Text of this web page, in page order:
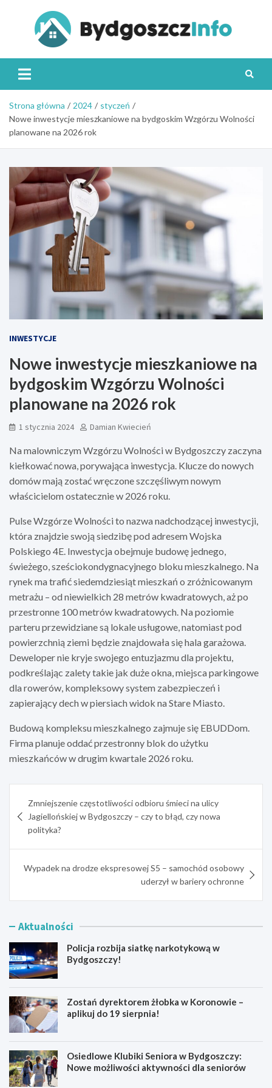
Strona główna 2024
styczeń
Nowe inwestycje mieszkaniowe na bydgoskim Wzgórzu Wolności
planowane na 2026 rok
INWESTYCJE
Nowe inwestycje mieszkaniowe na
bydgoskim Wzgórzu Wolności
planowane na 2026 rok
1 stycznia 2024 Damian Kwiecień
Na malowniczym Wzgórzu Wolności w Bydgoszczy zaczyna
kiełkować nowa, porywająca inwestycja. Klucze do nowych
domów mają zostać wręczone szczęśliwym nowym
właścicielom ostatecznie w 2026 roku.
Pulse Wzgórze Wolności to nazwa nadchodzącej inwestycji,
która znajdzie swoją siedzibę pod adresem Wojska
Polskiego 4E. Inwestycja obejmuje budowę jednego,
świeżego, sześciokondygnacyjnego bloku mieszkalnego. Na
rynek ma trafić siedemdziesiąt mieszkań o zróżnicowanym
metrażu – od niewielkich 28 metrów kwadratowych, aż po
przestronne 100 metrów kwadratowych. Na poziomie
parteru przewidziane są lokale usługowe, natomiast pod
powierzchnią ziemi będzie znajdowała się hala garażowa.
Deweloper nie kryje swojego entuzjazmu dla projektu,
podkreślając zalety takie jak duże okna, miejsca parkingowe
dla rowerów, kompleksowy system zabezpieczeń i
zapierający dech w piersiach widok na Stare Miasto.
Budową kompleksu mieszkalnego zajmuje się EBUDDom.
Firma planuje oddać przestronny blok do użytku
mieszkańców w drugim kwartale 2026 roku.
wpisu
Zmniejszenie częstotliwości odbioru śmieci na ulicy
Jagiellońskiej w Bydgoszczy – czy to błąd, czy nowa
polityka?
Wypadek na drodze ekspresowej S5 – samochód osobowy
uderzył w bariery ochronne
Aktualności
Policja rozbija siatkę narkotykową w
Bydgoszczy!
Zostań dyrektorem żłobka w Koronowie –
aplikuj do 19 sierpnia!
Osiedlowe Klubiki Seniora w Bydgoszczy:
Nowe możliwości aktywności dla seniorów